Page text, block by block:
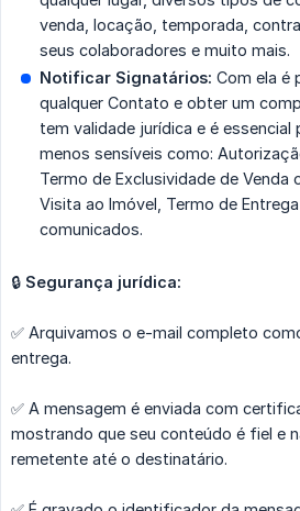
venda, locação, temporada,
seus colaboradores e muito mais.
Notificar Signatários: Com ela é
qualquer Contato e obter um
tem validade jurídica e é essencial
menos sensíveis como:
Termo de Exclusividade de Venda
Visita ao Imóvel, Termo de
comunicados.
🔒 Segurança jurídica:
✅ Arquivamos o e-mail completo
entrega.
✅ A mensagem é enviada com
mostrando que seu conteúdo é fiel e
remetente até o destinatário.